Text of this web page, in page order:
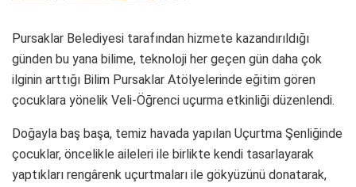
Pursaklar Belediyesi tarafından hizmete kazandırıldığı
günden bu yana bilime, teknoloji her geçen gün daha çok
ilginin arttığı Bilim Pursaklar Atölyelerinde eğitim gören
çocuklara yönelik Veli-Öğrenci uçurma etkinliği düzenlendi.
Doğayla baş başa, temiz havada yapılan Uçurtma Şenliğinde
çocuklar, öncelikle aileleri ile birlikte kendi tasarlayarak
yaptıkları rengârenk uçurtmaları ile gökyüzünü donatarak,